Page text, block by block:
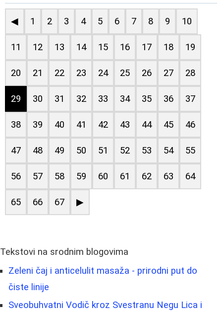
◀ 1 2 3 4 5 6 7 8 9 10
11 12 13 14 15 16 17 18 19
20 21 22 23 24 25 26 27 28
29 30 31 32 33 34 35 36 37
38 39 40 41 42 43 44 45 46
47 48 49 50 51 52 53 54 55
56 57 58 59 60 61 62 63 64
65 66 67 ▶
Tekstovi na srodnim blogovima
Zeleni čaj i anticelulit masaža - prirodni put do
čiste linije
Sveobuhvatni Vodič kroz Svestranu Negu Lica i